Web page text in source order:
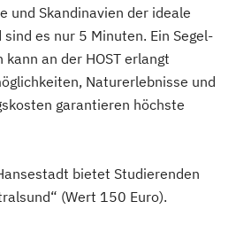
und Skandinavien der ideale
es nur 5 Minuten. Ein Segel-
an der HOST erlangt
Naturerlebnisse und
garantieren höchste
bietet Studierenden
(Wert 150 Euro).